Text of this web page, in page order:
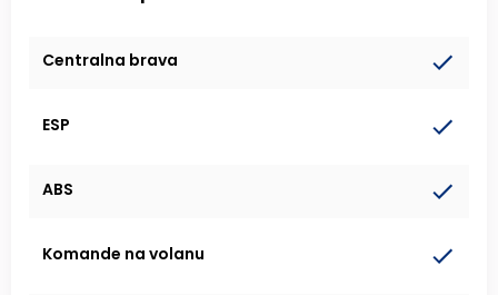
Centralna brava
ESP
ABS
Komande na volanu